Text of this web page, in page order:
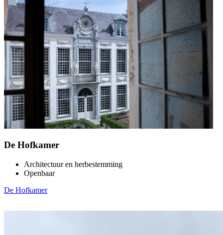
De Hofkamer
Architectuur en herbestemming
Openbaar
De Hofkamer